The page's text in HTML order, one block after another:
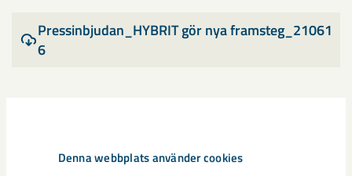
Denna webbplats använder cookies
Pressinbjudan_HYBRIT gör nya framsteg_21061
6